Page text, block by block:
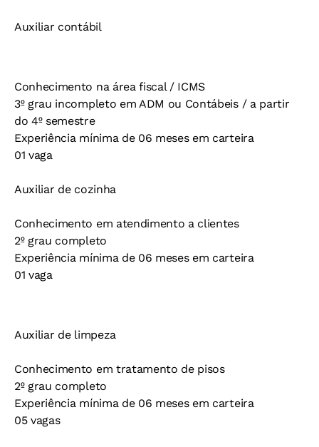
Auxiliar contábil
Conhecimento na área fiscal / ICMS
3º grau incompleto em ADM ou Contábeis / a partir
do 4º semestre
Experiência mínima de 06 meses em carteira
01 vaga
Auxiliar de cozinha
Conhecimento em atendimento a clientes
2º grau completo
Experiência mínima de 06 meses em carteira
01 vaga
Auxiliar de limpeza
Conhecimento em tratamento de pisos
2º grau completo
Experiência mínima de 06 meses em carteira
05 vagas